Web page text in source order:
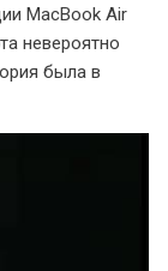
MacBook Air
невероятно
была в